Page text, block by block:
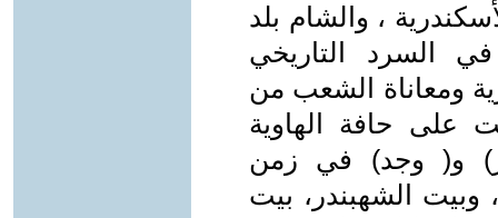
، والشام بلد
السرد التاريخي
ومعاناة الشعب من
على حافة الهاوية
و( وجد) في زمن
وبيت الشهبندر، بيت